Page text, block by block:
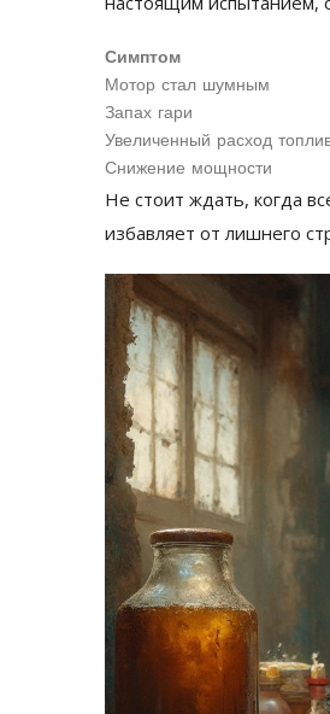
Симптом
Мотор стал шумным
Запах гари
Увеличенный расход
Снижение мощности
Не стоит ждать, когда
избавляет от лишнего